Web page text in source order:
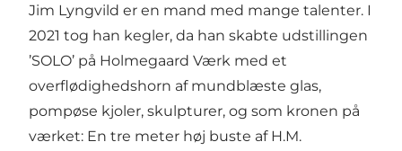
Jim Lyngvild er en mand med mange talenter. I
2021 tog han kegler, da han skabte udstillingen
’SOLO’ på Holmegaard Værk med et
overflødighedshorn af mundblæste glas,
pompøse kjoler, skulpturer, og som kronen på
værket: En tre meter høj buste af H.M.